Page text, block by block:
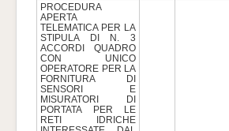
PROCEDURA
APERTA
TELEMATICA PER LA
STIPULA DI N. 3
ACCORDI QUADRO
CON UNICO
OPERATORE PER LA
FORNITURA DI
SENSORI E
MISURATORI DI
PORTATA PER LE
RETI IDRICHE